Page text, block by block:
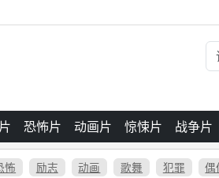
恐怖片 动画片 惊悚片 战争片
怖 励志 动画 歌舞 犯罪 偶